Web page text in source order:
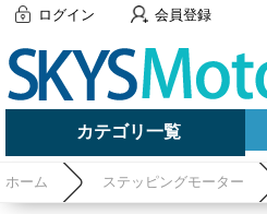
ログイン 会員登録
カテゴリ一覧
ホーム ステッピングモーター